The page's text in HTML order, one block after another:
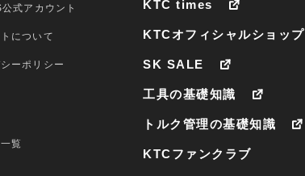
式アカウント
について
ーポリシー
覧
KTC times
KTCオフィシャルショップ
SK SALE
工具の基礎知識
トルク管理の基礎知識
KTCファンクラブ